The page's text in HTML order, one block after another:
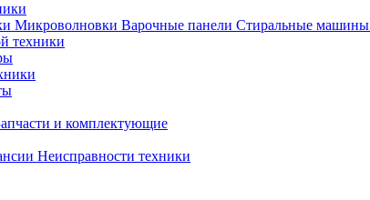
Микроволновки Варочные панели Стиральные машины
техники
и комплектующие
Неисправности техники